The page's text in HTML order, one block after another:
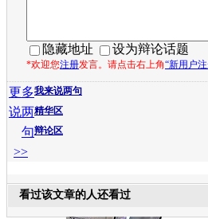
隐藏地址 设为辩论话题
*欢迎您注册发言。请点击右上角“新用户
我来说两句
精华区
辩论区
更多
说两
句
>>
看过该文章的人还看过